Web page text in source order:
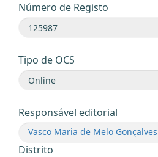
Número de Registo
Tipo de OCS
Responsável editorial
Vasco Maria de Melo Gonçalves
Distrito